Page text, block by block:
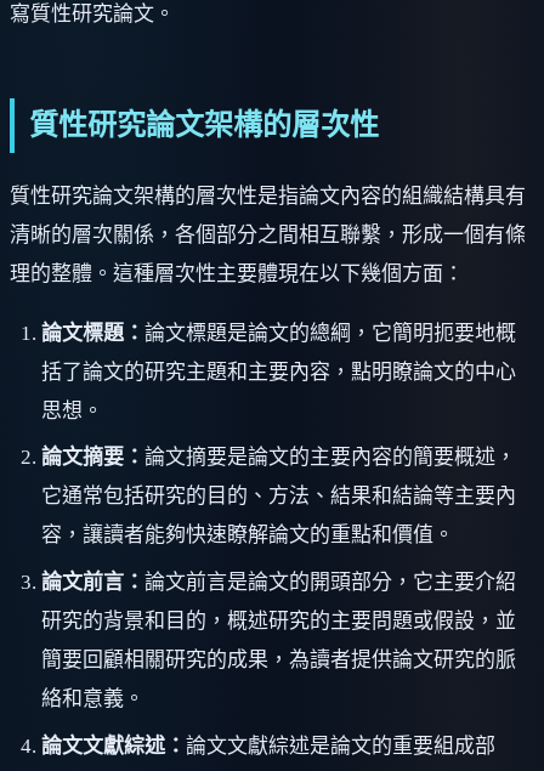
寫質性研究論文。
質性研究論文架構的層次性
質性研究論文架構的層次性是指論文內容的組織結構具有
清晰的層次關係，各個部分之間相互聯繫，形成一個有條
理的整體。這種層次性主要體現在以下幾個方面：
論文標題： 論文標題是論文的總綱，它簡明扼要地概
括了論文的研究主題和主要內容，點明瞭論文的中心
思想。
論文摘要： 論文摘要是論文的主要內容的簡要概述，
它通常包括研究的目的、方法、結果和結論等主要內
容，讓讀者能夠快速瞭解論文的重點和價值。
論文前言： 論文前言是論文的開頭部分，它主要介紹
研究的背景和目的，概述研究的主要問題或假設，並
簡要回顧相關研究的成果，為讀者提供論文研究的脈
絡和意義。
論文文獻綜述： 論文文獻綜述是論文的重要組成部